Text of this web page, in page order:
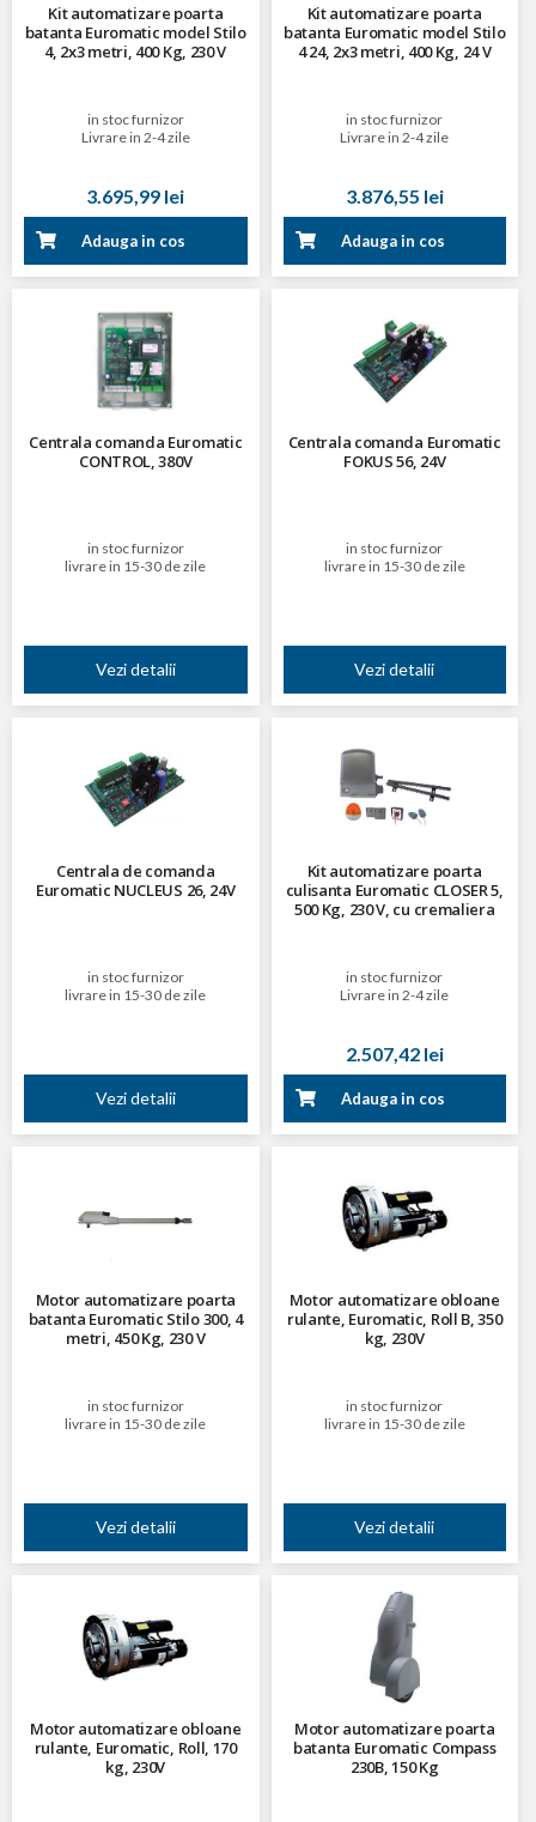
Kit automatizare poarta
batanta Euromatic model Stilo
4, 2x3 metri, 400 Kg, 230 V
in stoc furnizor
Livrare in 2-4 zile
3.695,99 lei
Adauga in cos
Kit automatizare poarta
batanta Euromatic model Stilo
4 24, 2x3 metri, 400 Kg, 24 V
in stoc furnizor
Livrare in 2-4 zile
3.876,55 lei
Adauga in cos
Centrala comanda Euromatic
CONTROL, 380V
in stoc furnizor
livrare in 15-30 de zile
Vezi detalii
Centrala comanda Euromatic
FOKUS 56, 24V
in stoc furnizor
livrare in 15-30 de zile
Vezi detalii
Centrala de comanda
Euromatic NUCLEUS 26, 24V
in stoc furnizor
livrare in 15-30 de zile
Vezi detalii
Kit automatizare poarta
culisanta Euromatic CLOSER 5,
500 Kg, 230 V, cu cremaliera
in stoc furnizor
Livrare in 2-4 zile
2.507,42 lei
Adauga in cos
Motor automatizare poarta
batanta Euromatic Stilo 300, 4
metri, 450 Kg, 230 V
in stoc furnizor
livrare in 15-30 de zile
Vezi detalii
Motor automatizare obloane
rulante, Euromatic, Roll B, 350
kg, 230V
in stoc furnizor
livrare in 15-30 de zile
Vezi detalii
Motor automatizare obloane
rulante, Euromatic, Roll, 170
kg, 230V
Motor automatizare poarta
batanta Euromatic Compass
230B, 150 Kg